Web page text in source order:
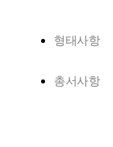
형태사항
총서사항